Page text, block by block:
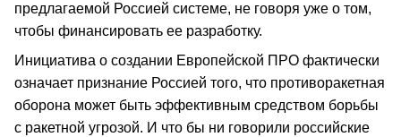
предлагаемой Россией системе, не говоря уже о том,
чтобы финансировать ее разработку.
Инициатива о создании Европейской ПРО фактически
означает признание Россией того, что противоракетная
оборона может быть эффективным средством борьбы
с ракетной угрозой. И что бы ни говорили российские